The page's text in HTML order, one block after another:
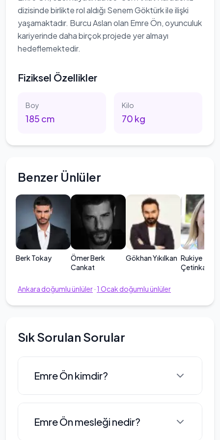
dizisinde birlikte rol aldığı Senem Göktürk ile ilişki
yaşamaktadır. Burcu Aslan olan Emre Ön, oyunculuk
kariyerinde daha birçok projede yer almayı
hedeflemektedir.
Fiziksel Özellikler
Boy
185 cm
Kilo
70 kg
Benzer Ünlüler
Berk Tokay
Ömer Berk
Cankat
Gökhan Yıkılkan Rukiye
Çetinkaya
Ankara doğumlu ünlüler· 1 Ocak doğumlu ünlüler
Sık Sorulan Sorular
Emre Ön kimdir?
Emre Ön, 1985 yılında Ankara'da
dünyaya gelmiştir. Tiyatro
Emre Ön mesleği nedir?